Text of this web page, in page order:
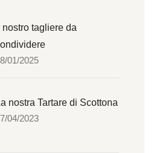
Il nostro tagliere da
01/2025
nostra Tartare di Scottona
04/2023